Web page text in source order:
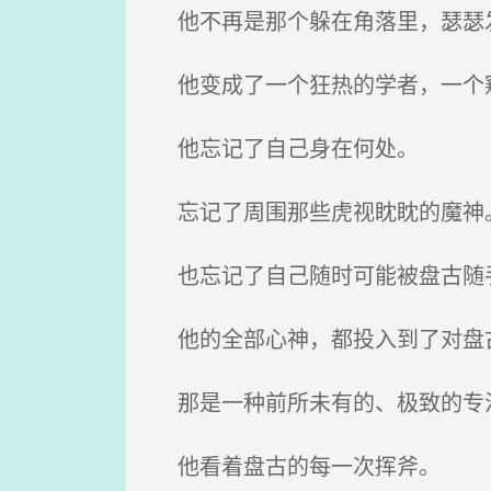
他不再是那个躲在角落里，瑟瑟
他变成了一个狂热的学者，一个
他忘记了自己身在何处。
忘记了周围那些虎视眈眈的魔神
也忘记了自己随时可能被盘古随
他的全部心神，都投入到了对盘
那是一种前所未有的、极致的专
他看着盘古的每一次挥斧。